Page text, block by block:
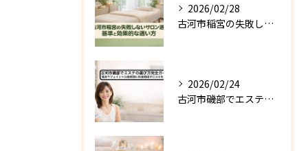
2026/02/28
古河市稲宮の失敗しないサロン選びの基準と効果的な通い方
2026/02/24
古河市磯部でエステの選び方完全ガイド 痩身やフェイシャル施術別に料金相場や口コミを比較